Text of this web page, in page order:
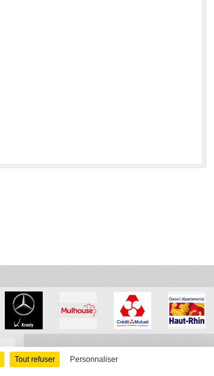
Tout refuser Personnaliser